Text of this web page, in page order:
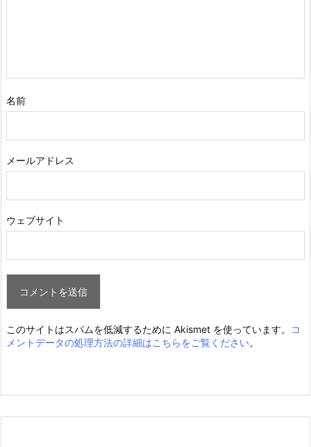
名前
メールアドレス
ウェブサイト
このサイトはスパムを低減するために Akismet を使っています。
コ
メントデータの処理方法の詳細はこちらをご覧ください。